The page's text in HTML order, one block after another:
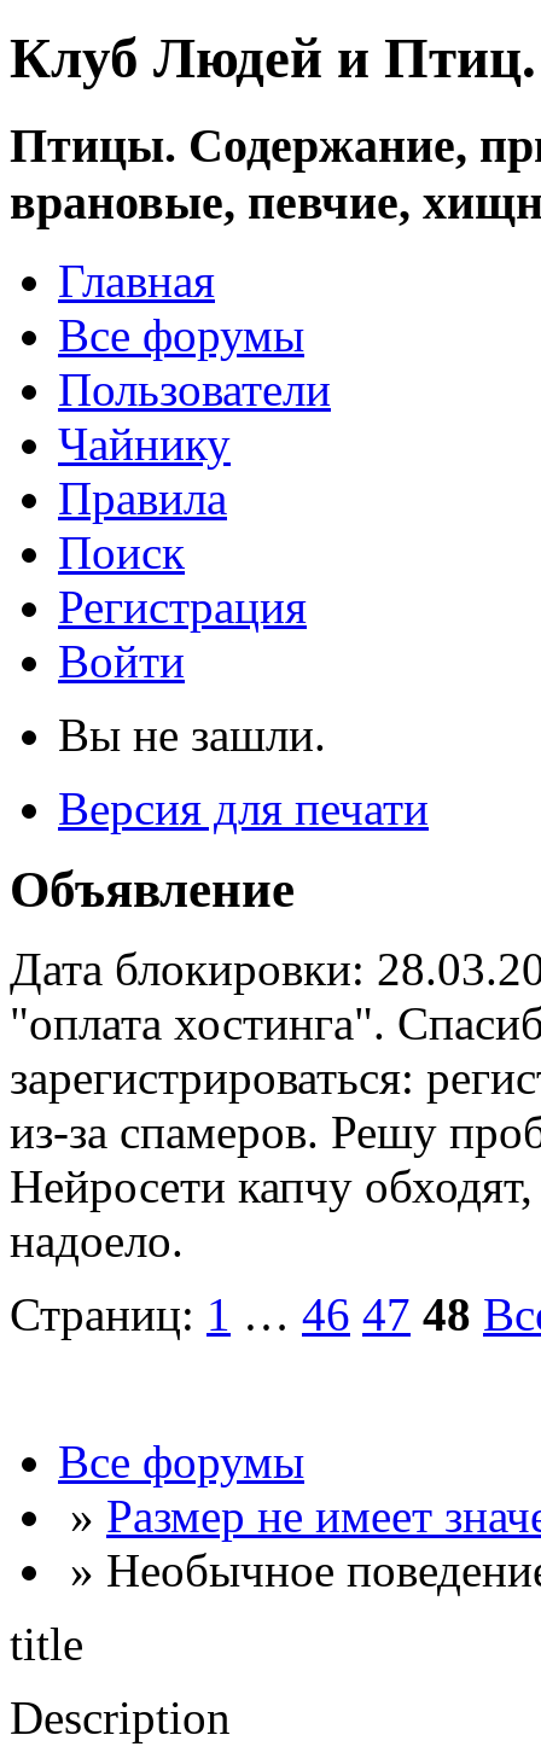
Клуб Людей и
Птицы. Содержание,
врановые, певчие,
Главная
Все форумы
Пользователи
Чайнику
Правила
Поиск
Регистрация
Войти
Вы не зашли.
Версия для печати
Объявление
Дата блокировки:
"оплата хостинга".
зарегистрироваться:
из-за спамеров. Решу
Нейросети капчу
надоело.
Страниц: 1 … 46 47 48
Все форумы
» Размер не имеет
» Необычное
title
Description